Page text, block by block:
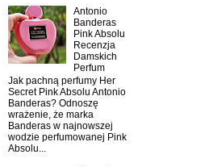
Antonio
Banderas
Pink Absolu
Recenzja
Damskich
Perfum
Jak pachną perfumy Her
Secret Pink Absolu Antonio
Banderas? Odnoszę
wrażenie, że marka
Banderas w najnowszej
wodzie perfumowanej Pink
Absolu...